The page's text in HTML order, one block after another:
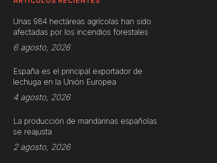
Unas 984 hectáreas agrícolas han sido
afectadas por los incendios forestales
6 agosto, 2026
España es el principal exportador de
lechuga en la Unión Europea
4 agosto, 2026
La producción de mandarinas españolas
se reajusta
2 agosto, 2026